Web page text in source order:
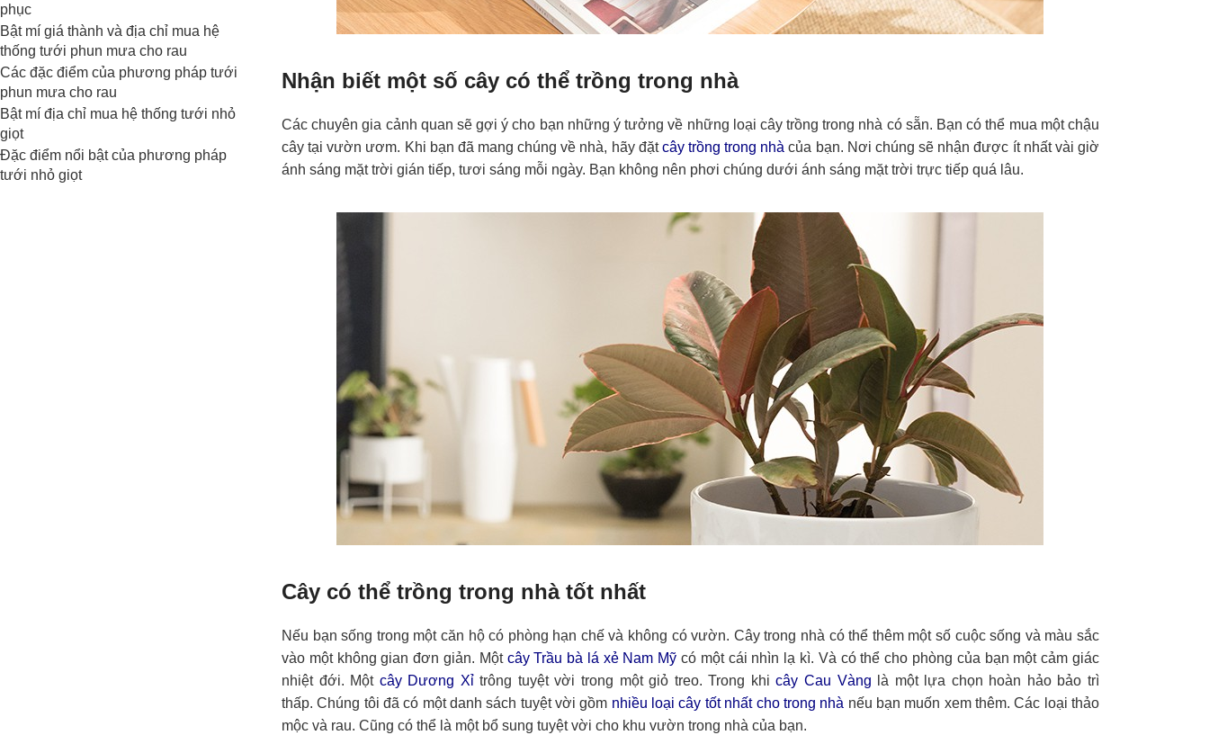
phục
Bật mí giá thành và địa chỉ mua hệ
thống tưới phun mưa cho rau
Các đặc điểm của phương pháp tưới
phun mưa cho rau
Bật mí địa chỉ mua hệ thống tưới nhỏ
giọt
Đặc điểm nổi bật của phương pháp
tưới nhỏ giọt
Nhận biết một số cây có thể trồng trong nhà
Các chuyên gia cảnh quan sẽ gợi ý cho bạn những ý tưởng về những loại cây trồng trong nhà có sẵn. Bạn có thể mua một chậu
cây tại vườn ươm. Khi bạn đã mang chúng về nhà, hãy đặtcây trồng trong nhàcủa bạn. Nơi chúng sẽ nhận được ít nhất vài giờ
ánh sáng mặt trời gián tiếp, tươi sáng mỗi ngày. Bạn không nên phơi chúng dưới ánh sáng mặt trời trực tiếp quá lâu.
Cây có thể trồng trong nhà tốt nhất
Nếu bạn sống trong một căn hộ có phòng hạn chế và không có vườn. Cây trong nhà có thể thêm một số cuộc sống và màu sắc
vào một không gian đơn giản. Một cây Trầu bà lá xẻ Nam Mỹ có một cái nhìn lạ kì. Và có thể cho phòng của bạn một cảm giác
nhiệt đới. Một cây Dương Xỉtrông tuyệt vời trong một giỏ treo. Trong khicây Cau Vàng là một lựa chọn hoàn hảo bảo trì
thấp. Chúng tôi đã có một danh sách tuyệt vời gồm nhiều loại cây tốt nhất cho trong nhà nếu bạn muốn xem thêm. Các loại thảo
mộc và rau. Cũng có thể là một bổ sung tuyệt vời cho khu vườn trong nhà của bạn.